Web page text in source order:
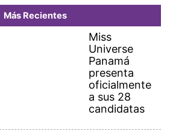
Más Recientes
Miss
Universe
Panamá
presenta
oficialmente
a sus 28
candidatas